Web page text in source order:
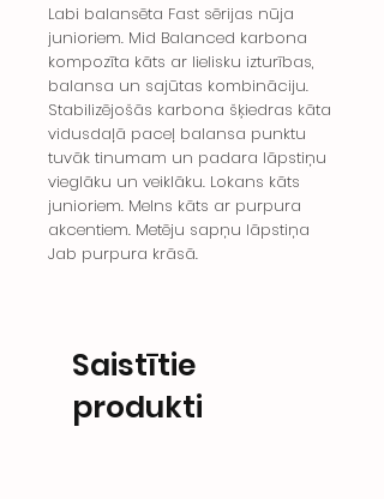
Labi balansēta Fast sērijas nūja
junioriem. Mid Balanced karbona
kompozīta kāts ar lielisku izturības,
balansa un sajūtas kombināciju.
Stabilizējošās karbona šķiedras kāta
vidusdaļā paceļ balansa punktu
tuvāk tinumam un padara lāpstiņu
vieglāku un veiklāku. Lokans kāts
junioriem. Melns kāts ar purpura
akcentiem. Metēju sapņu lāpstiņa
Jab purpura krāsā.
Saistītie
produkti